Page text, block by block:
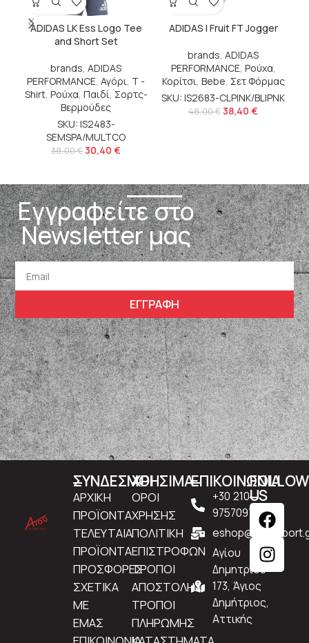
ADIDAS LK Ess Logo Tee
and Short Set
brands ADIDAS
PERFORMANCE Αγόρι T -
Shirt, Ρούχα Παιδί Σορτς-
Βερμούδες
SKU: IS2483-
SEMSPA/MULTCO
38,00€30,40 €
ADIDAS I Fruit FT Jogger
brands ADIDAS
PERFORMANCE, Ρούχα
Κορίτσι Bebe Σετ Φόρμας
SKU: IS2683-CLPINK/BLIPNK
48,00€38,40 €
Εγγραφείτε στο
Newsletter μας
ΕΓΓΡΑΦΗ
ΣΥΝΔΕΣΜΟΙ
ΑΡΧΙΚΗ
ΠΡΟΪΟΝΤΑ
ΤΕΛΕΥΤΑΙΑ
ΠΡΟΪΟΝΤΑ
ΠΡΟΣΦΟΡΕΣ
ΣΧΕΤΙΚΑ
ΜΕ
ΕΜΑΣ
ΧΡΗΣΙΜΑ
ΟΡΟΙ
ΧΡΗΣΗΣ
ΠΟΛΙΤΙΚΗ
ΕΠΙΣΤΡΟΦΩΝ
ΤΡΟΠΟΙ
ΑΠΟΣΤΟΛΗΣ
ΤΡΟΠΟΙ
ΠΛΗΡΩΜΗΣ
ΕΠΙΚΟΙΝΩΝΙΑ
+30 210
9757097
Αγίου
Δημητρίου
173, Άγιος
Δημήτριος,
Αττικής
FOLLOW
US